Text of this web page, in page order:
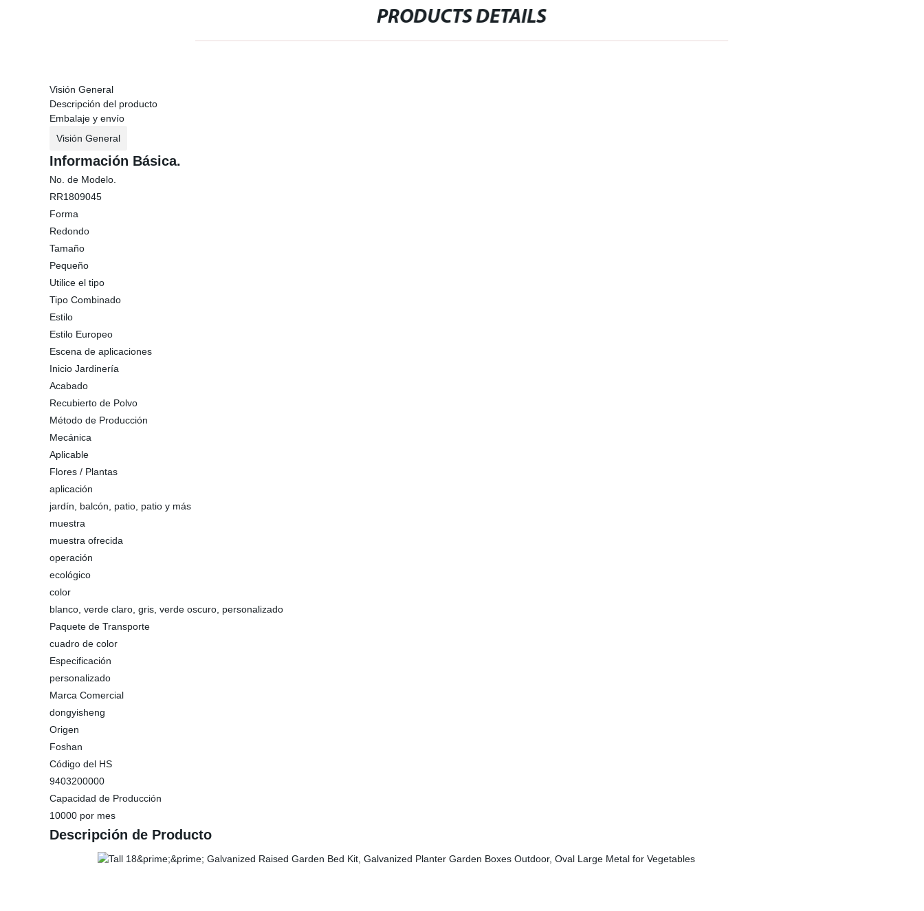
PRODUCTS DETAILS
Visión General
Descripción del producto
Embalaje y envío
Visión General
Información Básica.
No. de Modelo.
RR1809045
Forma
Redondo
Tamaño
Pequeño
Utilice el tipo
Tipo Combinado
Estilo
Estilo Europeo
Escena de aplicaciones
Inicio Jardinería
Acabado
Recubierto de Polvo
Método de Producción
Mecánica
Aplicable
Flores / Plantas
aplicación
jardín, balcón, patio, patio y más
muestra
muestra ofrecida
operación
ecológico
color
blanco, verde claro, gris, verde oscuro, personalizado
Paquete de Transporte
cuadro de color
Especificación
personalizado
Marca Comercial
dongyisheng
Origen
Foshan
Código del HS
9403200000
Capacidad de Producción
10000 por mes
Descripción de Producto